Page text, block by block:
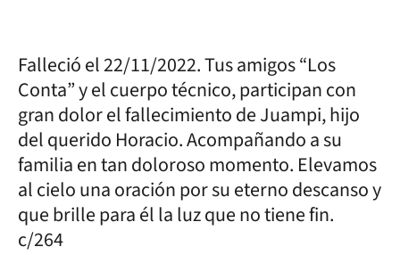
Falleció el 22/11/2022. Tus amigos “Los
Conta” y el cuerpo técnico, participan con
gran dolor el fallecimiento de Juampi, hijo
del querido Horacio. Acompañando a su
familia en tan doloroso momento. Elevamos
al cielo una oración por su eterno descanso y
que brille para él la luz que no tiene fin.
c/264